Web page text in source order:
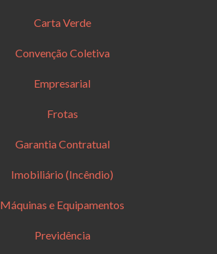
Carta Verde
Convenção Coletiva
Empresarial
Frotas
Garantia Contratual
Imobiliário (Incêndio)
Máquinas e Equipamentos
Previdência